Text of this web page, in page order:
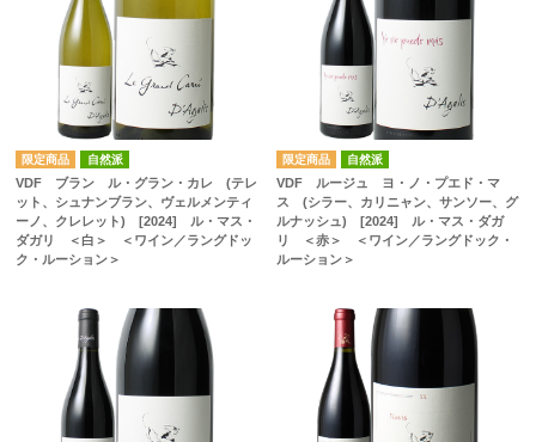
自然派
VDF ブラン ル・グラン・カレ (テレ
ット、シュナンブラン、ヴェルメンティ
ーノ、クレレット) [2024] ル・マス・
ダガリ ＜白＞ ＜ワイン／ラングドッ
ク・ルーション＞
自然派
VDF ルージュ ヨ・ノ・プエド・マ
ス (シラー、カリニャン、サンソー、グ
ルナッシュ) [2024] ル・マス・ダガ
リ ＜赤＞ ＜ワイン／ラングドック・
ルーション＞